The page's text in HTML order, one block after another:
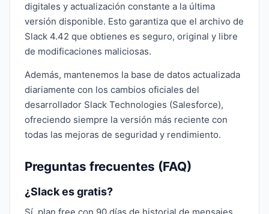
digitales y actualización constante a la última
versión disponible. Esto garantiza que el archivo de
Slack 4.42 que obtienes es seguro, original y libre
de modificaciones maliciosas.
Además, mantenemos la base de datos actualizada
diariamente con los cambios oficiales del
desarrollador Slack Technologies (Salesforce),
ofreciendo siempre la versión más reciente con
todas las mejoras de seguridad y rendimiento.
Preguntas frecuentes (FAQ)
¿Slack es gratis?